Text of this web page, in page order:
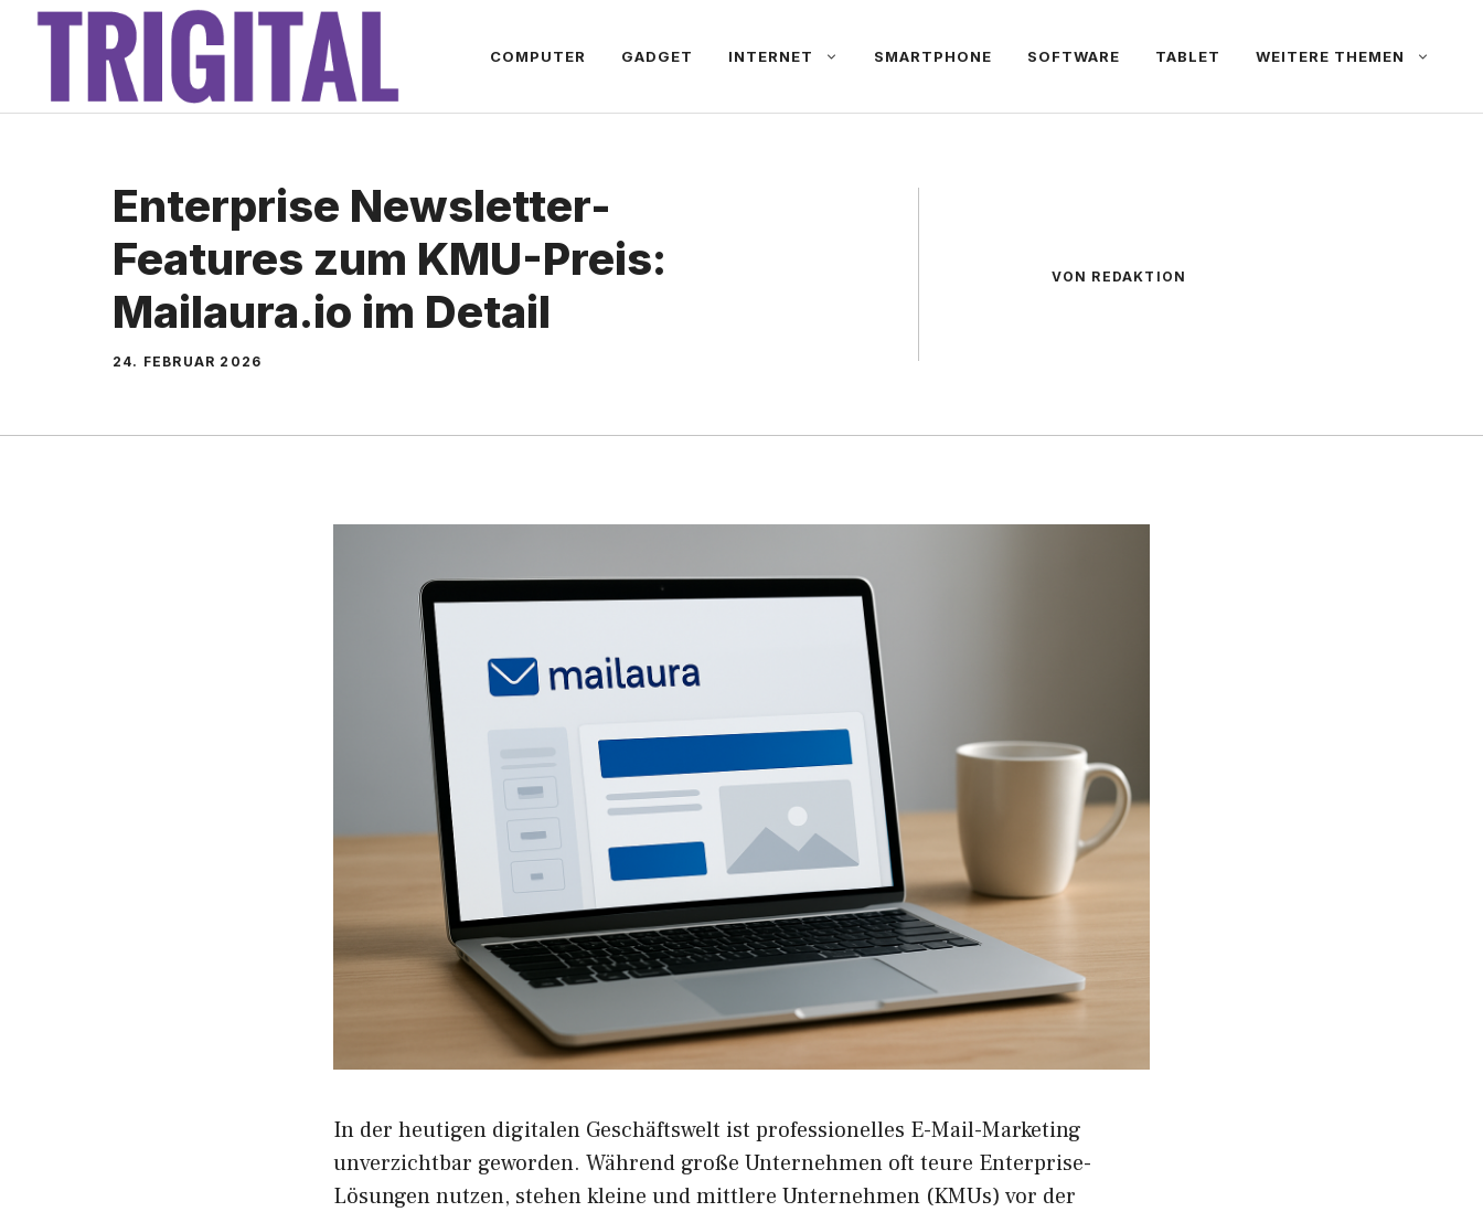
Zum
COMPUTER GADGET INTERNET SMARTPHONE SOFTWARE TABLET WEITERE THEMEN
Enterprise Newsletter-
Features zum KMU-Preis:
Mailaura.io im Detail
24. FEBRUAR 2026
VON REDAKTION
In der heutigen digitalen Geschäftswelt ist professionelles E-Mail-Marketing
unverzichtbar geworden. Während große Unternehmen oft teure Enterprise-
Lösungen nutzen, stehen kleine und mittlere Unternehmen (KMUs) vor der